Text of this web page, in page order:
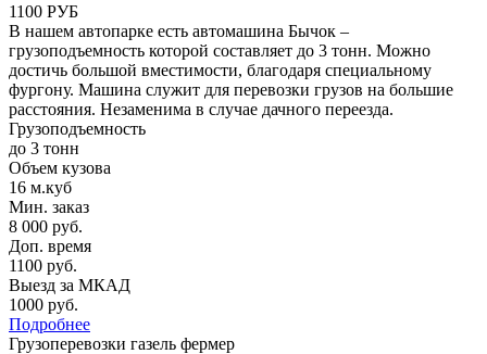
1100 РУБ
В нашем автопарке есть автомашина Бычок –
грузоподъемность которой составляет до 3 тонн. Можно
достичь большой вместимости, благодаря специальному
фургону. Машина служит для перевозки грузов на большие
расстояния. Незаменима в случае дачного переезда.
Грузоподъемность
до 3 тонн
Объем кузова
16 м.куб
Мин. заказ
8 000 руб.
Доп. время
1100 руб.
Выезд за МКАД
1000 руб.
Подробнее
Грузоперевозки газель фермер